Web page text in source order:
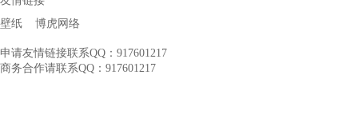
壁纸
博虎网络
申请友情链接联系QQ：917601217
商务合作请联系QQ：917601217